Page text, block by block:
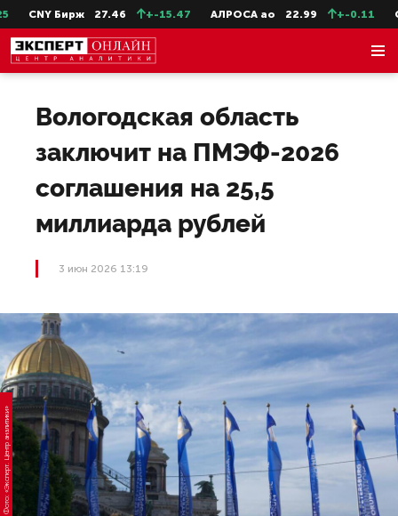
CNY Бирж 27.46 +-15.47 АЛРОСА ао 22.99 +-0.11
Вологодская область
заключит на ПМЭФ-2026
соглашения на 25,5
миллиарда рублей
3 июн 2026 13:19
Фото: «Эксперт. Центр аналитики»